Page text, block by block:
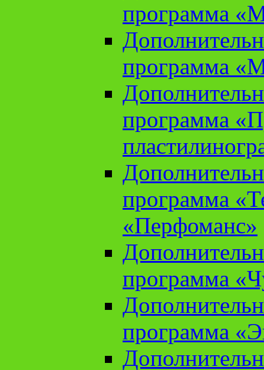
программа
программа
программа
программа
«Перфоманс»
программа
программа